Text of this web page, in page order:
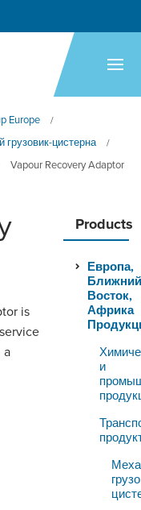
Europe /
грузовик-цистерна /
Vapour Recovery Adaptor
Products
Европа,
Ближний
Восток,
Африка
и
is
a